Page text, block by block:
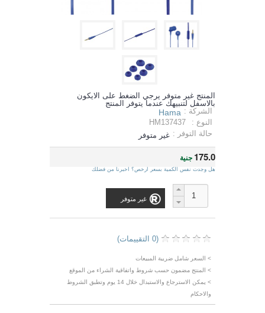
المنتج غير متوفر يرجي الضغط على الايكون
بالاسفل لتنبيهك عندما يتوفر المنتج
الشركة : Hama
النوع :
HM137437
حالة التوفر : غير متوفر
175.0 جنية
هل وجدت نفس الكمية بسعر ارخص؟ اخبرنا من فضلك
غير متوفر
(0 التقييمات)
> السعر شامل ضريبة المبيعات
> المنتج مضمون حسب شروط واتفاقية الشراء من الموقع
> يمكن الاسترجاع والاستبدال خلال 14 يوم وتطبق الشروط
والاحكام